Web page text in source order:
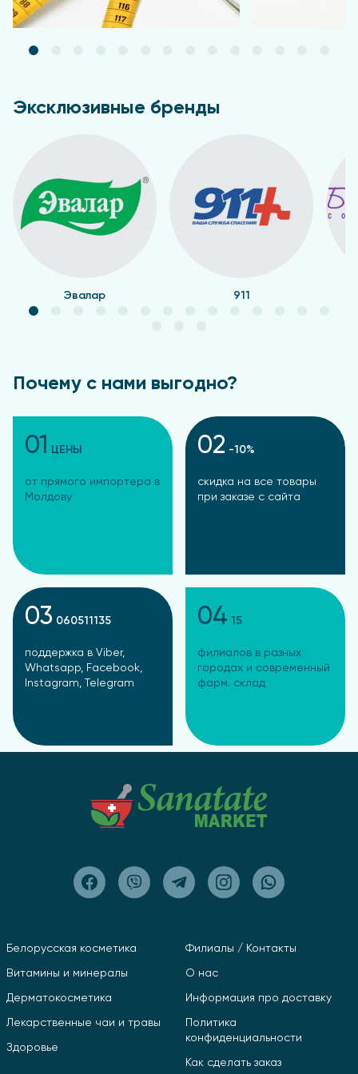
Эксклюзивные бренды
Эвалар 911
Почему с нами выгодно?
01 ЦЕНЫ
от прямого импортера в
Молдову
02 -10%
скидка на все товары
при заказе с сайта
03 060511135
поддержка в Viber,
Whatsapp, Facebook,
Instagram, Telegram
04 15
филиалов в разных
городах и современный
фарм. склад
Белорусская косметика
Витамины и минералы
Дерматокосметика
Лекарственные чаи и травы
Здоровье
Филиалы / Контакты
О нас
Информация про доставку
Политика
конфиденциальности
Как сделать заказ